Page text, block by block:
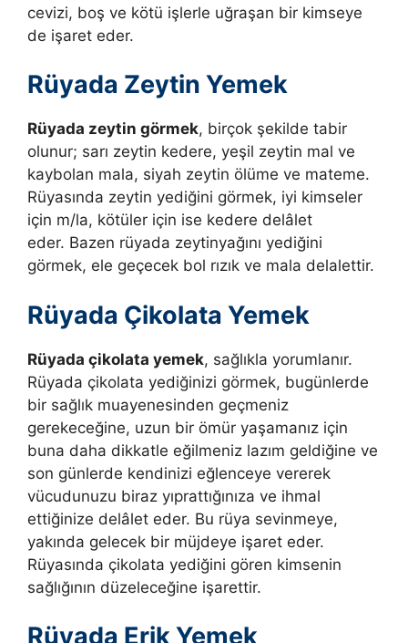
cevizi, boş ve kötü işlerle uğraşan bir kimseye
de işaret eder.
Rüyada Zeytin Yemek
Rüyada zeytin görmek, birçok şekilde tabir
olunur; sarı zeytin kedere, yeşil zeytin mal ve
kaybolan mala, siyah zeytin ölüme ve mateme.
Rüyasında zeytin yediğini görmek, iyi kimseler
için m/la, kötüler için ise kedere delâlet
eder. Bazen rüyada zeytinyağını yediğini
görmek, ele geçecek bol rızık ve mala delalettir.
Rüyada Çikolata Yemek
Rüyada çikolata yemek, sağlıkla yorumlanır.
Rüyada çikolata yediğinizi görmek, bugünlerde
bir sağlık muayenesinden geçmeniz
gerekeceğine, uzun bir ömür yaşamanız için
buna daha dikkatle eğilmeniz lazım geldiğine ve
son günlerde kendinizi eğlenceye vererek
vücudunuzu biraz yıprattığınıza ve ihmal
ettiğinize delâlet eder. Bu rüya sevinmeye,
yakında gelecek bir müjdeye işaret eder.
Rüyasında çikolata yediğini gören kimsenin
sağlığının düzeleceğine işarettir.
Rüyada Erik Yemek